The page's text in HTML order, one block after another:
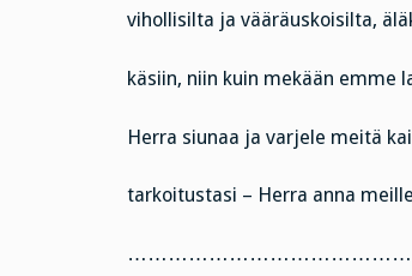
vihollisilta ja vääräuskoisilta,
käsiin, niin kuin mekään emme
Herra siunaa ja varjele meitä
tarkoitustasi – Herra anna